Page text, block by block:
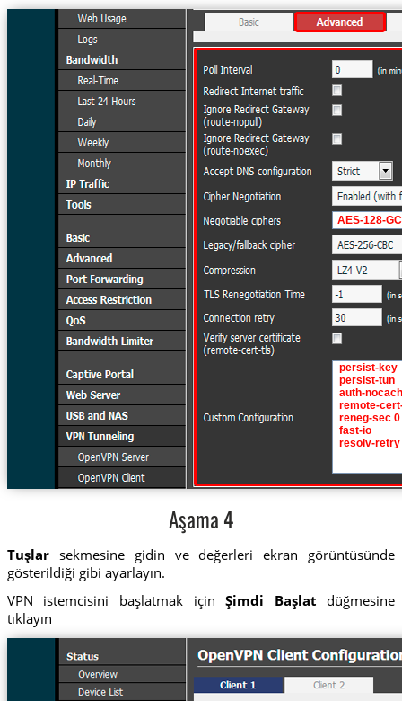
Aşama 4
Tuşlarsekmesine gidin ve değerleri ekran görüntüsünde
gösterildiği gibi ayarlayın.
VPN istemcisini başlatmak içinŞimdi Başlat düğmesine
tıklayın